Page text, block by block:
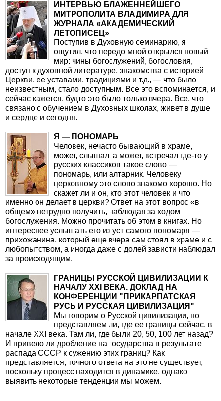
ИНТЕРВЬЮ БЛАЖЕННЕЙШЕГО
МИТРОПОЛИТА ВЛАДИМИРА ДЛЯ
ЖУРНАЛА «АКАДЕМИЧЕСКИЙ
ЛЕТОПИСЕЦ»
Поступив в Духовную семинарию, я
ощутил, что передо мной открылся новый
мир: чины богослужений, богословия,
доступ к духовной литературе, знакомства с историей
Церкви, ее уставами, традициями и т.д., — что было
неизвестным, стало доступным. Все это вспоминается, и
сейчас кажется, будто это было только вчера. Все, что
связано с обучением в Духовных школах, живет в душе
и сердце и сегодня.
Я — ПОНОМАРЬ
Человек, нечасто бывающий в храме,
может, слышал, а может, встречал где-то у
русских классиков такое слово —
пономарь, или алтарник. Человеку
церковному это слово знакомо хорошо. Но
скажет ли и он, кто этот человек и что
именно он делает в церкви? Ответ на этот вопрос «в
общем» нетрудно получить, наблюдая за ходом
богослужения. Можно прочитать об этом в книгах. Но
интереснее услышать его из уст самого пономаря —
прихожанина, который еще вчера сам стоял в храме и с
любопытством, а иногда даже с долей зависти наблюдал
за происходящим.
ГРАНИЦЫ РУССКОЙ ЦИВИЛИЗАЦИИ К
НАЧАЛУ ХХI ВЕКА. ДОКЛАД НА
КОНФЕРЕНЦИИ "ПРИКАРПАТСКАЯ
РУСЬ И РУССКАЯ ЦИВИЛИЗАЦИЯ"
Мы говорим о Русской цивилизации, но
представляем ли, где ее границы сейчас, в
начале XXI века. Там ли, где были 20, 50, 100 лет назад?
И привело ли дробление на государства в результате
распада СССР к сужению этих границ? Как
представляется, точного ответа на это не существует,
поскольку процесс находится в динамике, однако
выявить некоторые тенденции мы можем.